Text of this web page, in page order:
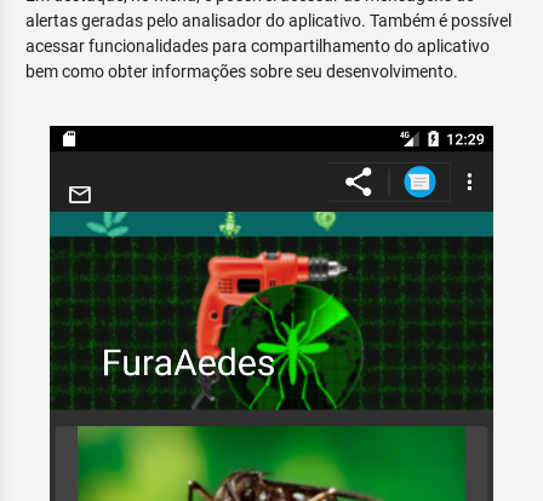
alertas geradas pelo analisador do aplicativo. Também é possível
acessar funcionalidades para compartilhamento do aplicativo
bem como obter informações sobre seu desenvolvimento.